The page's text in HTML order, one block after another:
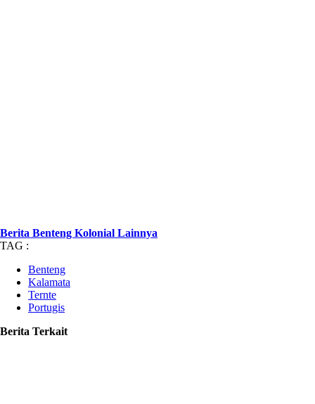
Berita Benteng Kolonial Lainnya
TAG :
Benteng
Kalamata
Ternte
Portugis
Berita Terkait